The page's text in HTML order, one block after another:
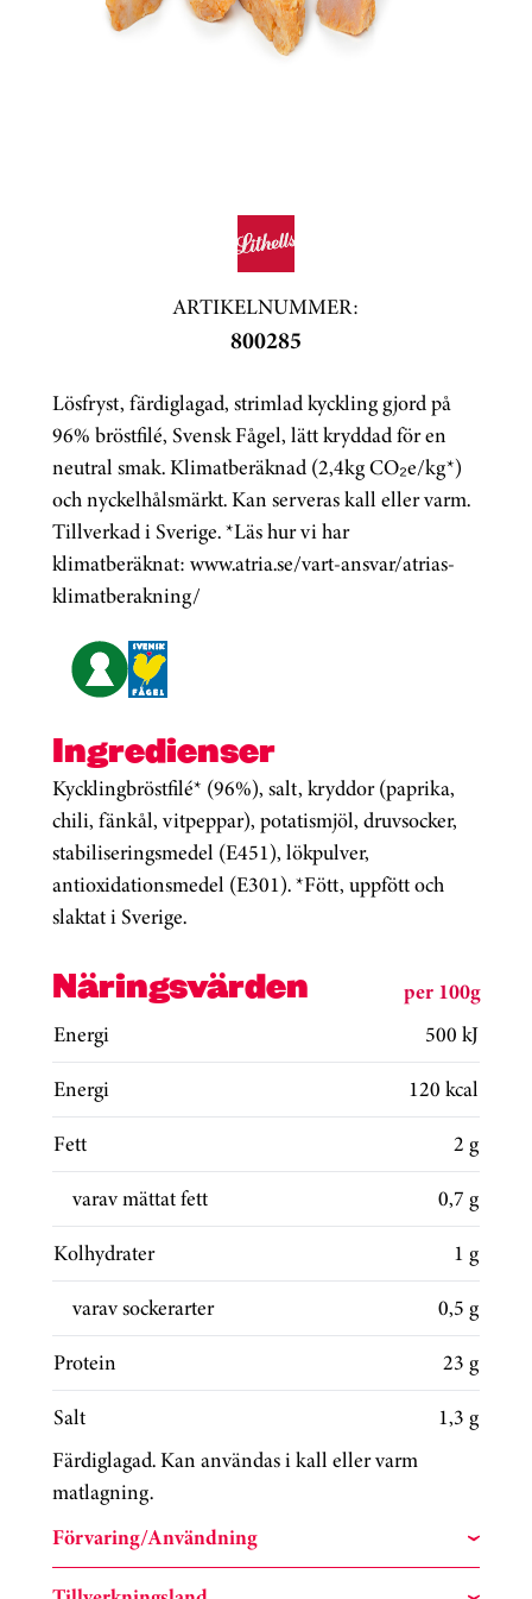
ARTIKELNUMMER:
800285
Lösfryst, färdiglagad, strimlad kyckling gjord på
96% bröstfilé, Svensk Fågel, lätt kryddad för en
neutral smak. Klimatberäknad (2,4kg CO₂e/kg*)
och nyckelhålsmärkt. Kan serveras kall eller varm.
Tillverkad i Sverige. *Läs hur vi har
klimatberäknat: www.atria.se/vart-ansvar/atrias-
klimatberakning/
Ingredienser
Kycklingbröstfilé* (96%), salt, kryddor (paprika,
chili, fänkål, vitpeppar), potatismjöl, druvsocker,
stabiliseringsmedel (E451), lökpulver,
antioxidationsmedel (E301). *Fött, uppfött och
slaktat i Sverige.
Näringsvärden
per 100g
Energi
500 kJ
Energi
120 kcal
Fett
2 g
varav mättat fett
0,7 g
Kolhydrater
1 g
varav sockerarter
0,5 g
Protein
23 g
Salt
1,3 g
Färdiglagad. Kan användas i kall eller varm
matlagning.
Förvaring/Användning